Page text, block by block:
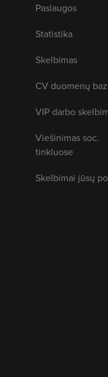
Paslaugos
Statistika
Skelbimas
CV duomenų
VIP darbo
Viešinimas soc.
tinkluose
Skelbimai jūsų